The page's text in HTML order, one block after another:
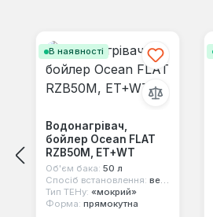
В наявності
Водонагрівач,
бойлер Ocean FLAT
RZB50M, ET+WT
Об'єм бака: 50 л
Спосіб встановлення: вертикальний
Тип ТЕНу: «мокрий»
Форма: прямокутна